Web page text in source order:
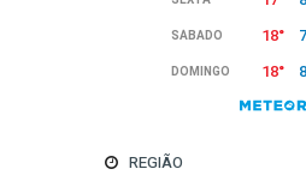
REGIÃO